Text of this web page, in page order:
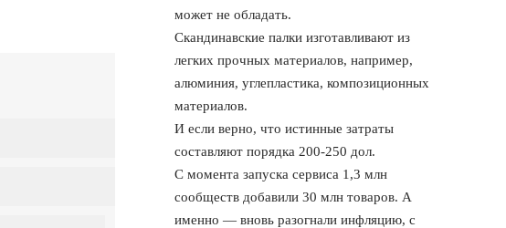
может не обладать.
Скандинавские палки изготавливают из
легких прочных материалов, например,
алюминия, углепластика, композиционных
материалов.
И если верно, что истинные затраты
составляют порядка 200-250 дол.
С момента запуска сервиса 1,3 млн
сообществ добавили 30 млн товаров. А
именно — вновь разогнали инфляцию, с